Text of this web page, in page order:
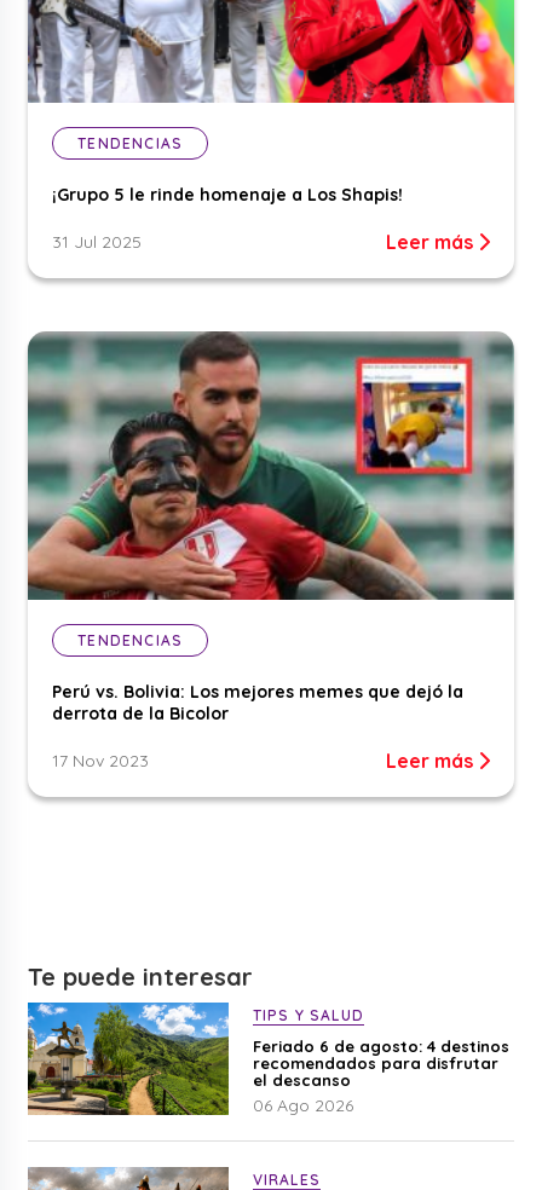
TENDENCIAS
¡Grupo 5 le rinde homenaje a Los Shapis!
31 Jul 2025 Leer más
TENDENCIAS
Perú vs. Bolivia: Los mejores memes que dejó la
derrota de la Bicolor
17 Nov 2023 Leer más
Te puede interesar
TIPS Y SALUD
Feriado 6 de agosto: 4 destinos
recomendados para disfrutar
el descanso
06 Ago 2026
VIRALES